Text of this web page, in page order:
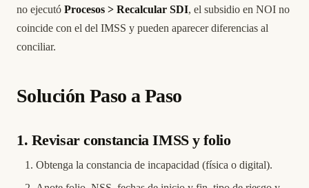
no ejecutó Procesos > Recalcular SDI, el subsidio en NOI no
coincide con el del IMSS y pueden aparecer diferencias al
conciliar.
Solución Paso a Paso
1. Revisar constancia IMSS y folio
Obtenga la constancia de incapacidad (física o digital).